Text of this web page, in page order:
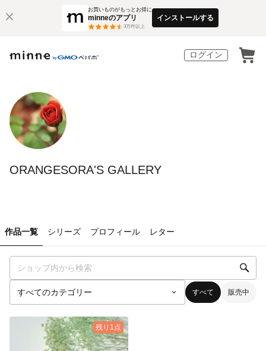
お買いものがもっとお得に
minneのアプリ
3万件以上
インストールする
ログイン
ORANGESORA'S GALLERY
作品一覧 シリーズ プロフィール レター
すべて 販売中
残り1点